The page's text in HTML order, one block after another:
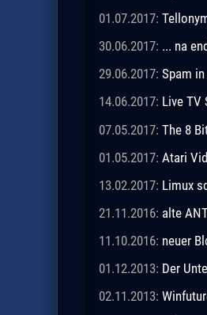
01.07.2017:
30.06.2017: ... na
29.06.2017: Spam
14.06.2017: Live TV
07.05.2017: The 8
01.05.2017: Atari
13.02.2017: Limux
21.11.2016: alte
11.10.2016: neuer
01.12.2013: Der
02.11.2013: